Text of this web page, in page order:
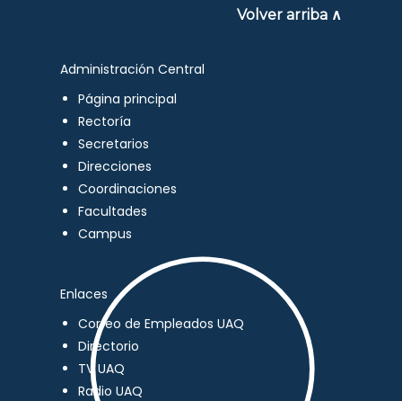
Volver arriba ∧
Administración Central
Página principal
Rectoría
Secretarios
Direcciones
Coordinaciones
Facultades
Campus
Enlaces
Correo de Empleados UAQ
Directorio
TV UAQ
Radio UAQ